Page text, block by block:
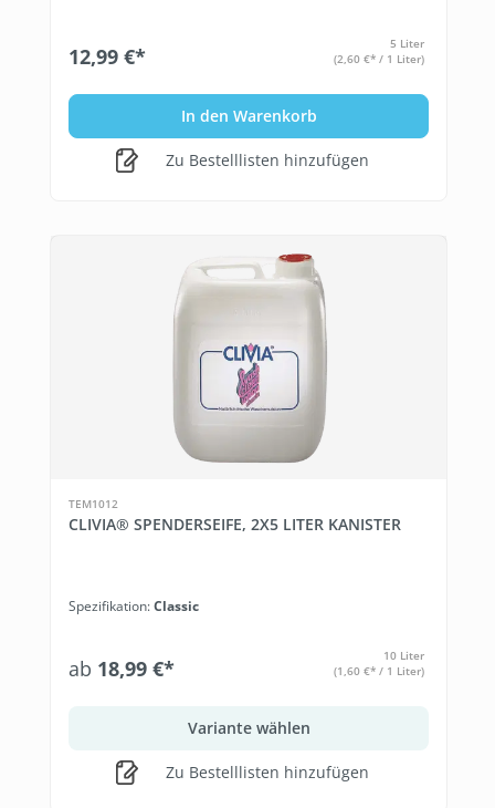
12,99 €*
5 Liter
(2,60 €* / 1 Liter)
In den Warenkorb
Zu Bestelllisten hinzufügen
TEM1012
CLIVIA® SPENDERSEIFE, 2X5 LITER KANISTER
Spezifikation:Classic
ab 18,99 €*
10 Liter
(1,60 €* / 1 Liter)
Variante wählen
Zu Bestelllisten hinzufügen